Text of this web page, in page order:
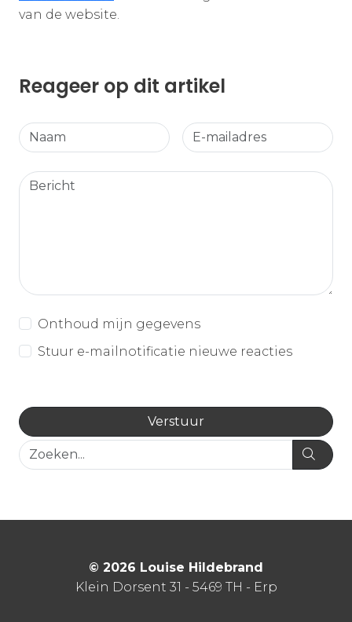
van de website.
Reageer op dit artikel
Onthoud mijn gegevens
Stuur e-mailnotificatie nieuwe reacties
© 2026 Louise Hildebrand
Klein Dorsent 31 - 5469 TH - Erp